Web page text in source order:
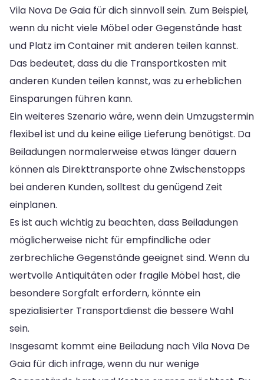
Vila Nova De Gaia für dich sinnvoll sein. Zum Beispiel,
wenn du nicht viele Möbel oder Gegenstände hast
und Platz im Container mit anderen teilen kannst.
Das bedeutet, dass du die Transportkosten mit
anderen Kunden teilen kannst, was zu erheblichen
Einsparungen führen kann.
Ein weiteres Szenario wäre, wenn dein Umzugstermin
flexibel ist und du keine eilige Lieferung benötigst. Da
Beiladungen normalerweise etwas länger dauern
können als Direkttransporte ohne Zwischenstopps
bei anderen Kunden, solltest du genügend Zeit
einplanen.
Es ist auch wichtig zu beachten, dass Beiladungen
möglicherweise nicht für empfindliche oder
zerbrechliche Gegenstände geeignet sind. Wenn du
wertvolle Antiquitäten oder fragile Möbel hast, die
besondere Sorgfalt erfordern, könnte ein
spezialisierter Transportdienst die bessere Wahl
sein.
Insgesamt kommt eine Beiladung nach Vila Nova De
Gaia für dich infrage, wenn du nur wenige